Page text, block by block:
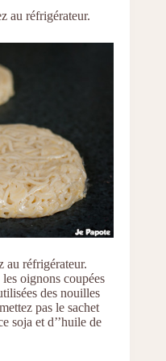
au réfrigérateur.
au réfrigérateur.
oignons coupées
des nouilles
pas le sachet
soja et d’’huile de